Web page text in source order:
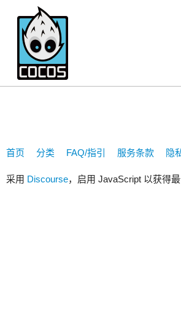
542809109
首页 分类 FAQ/指引 服务条款 隐
采用 Discourse，启用 JavaScript 以获得